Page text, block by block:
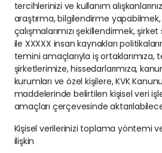
tercihlerinizi ve kullanım
araştırma, bilgilendirme
çalışmalarımızı şekillendirmek,
ile XXXXX insan kaynakları
temini amaçlarıyla iş ortaklarımıza,
şirketlerimize, hissedarlarımıza,
kurumları ve özel kişilere, KVK
maddelerinde belirtilen kişisel veri
amaçları çerçevesinde
Kişisel verilerinizi toplama yöntemi
ilişkin